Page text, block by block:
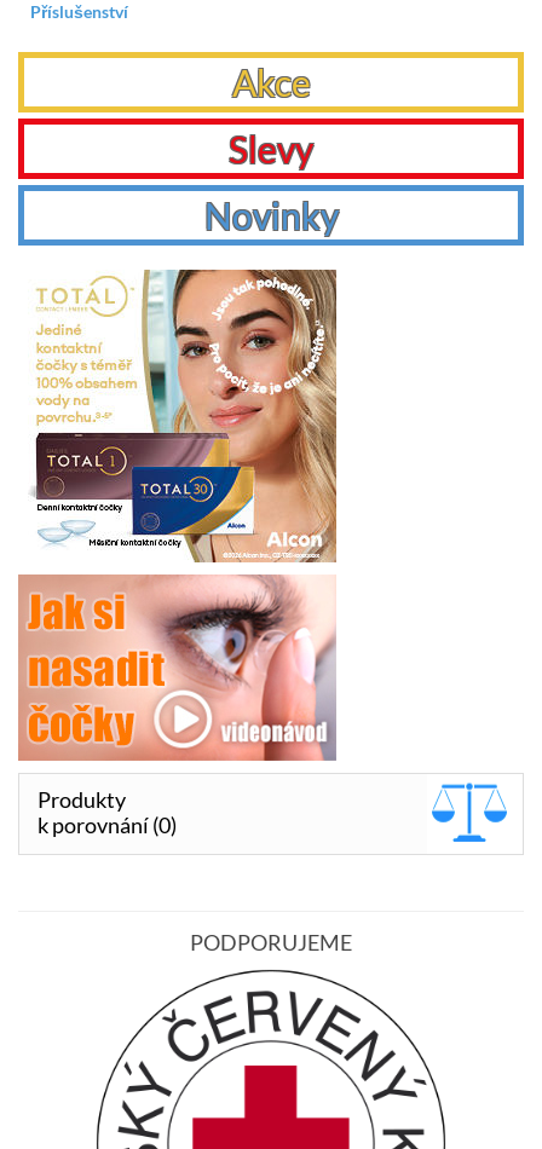
Příslušenství
Akce
Slevy
Novinky
Produkty
k porovnání (0)
PODPORUJEME